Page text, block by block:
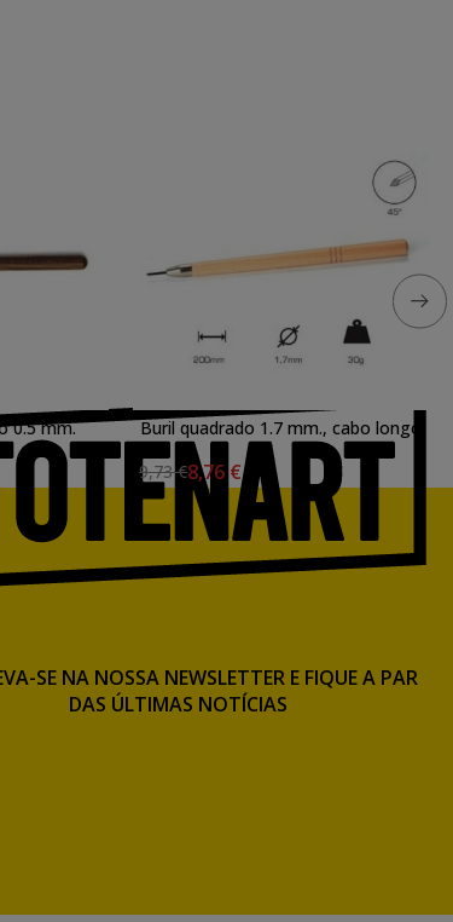
0.5 mm.
Buril quadrado 1.7 mm., cabo longo
9,73 €8,76 €
SE NA NOSSA NEWSLETTER E FIQUE A PAR
DAS ÚLTIMAS NOTÍCIAS